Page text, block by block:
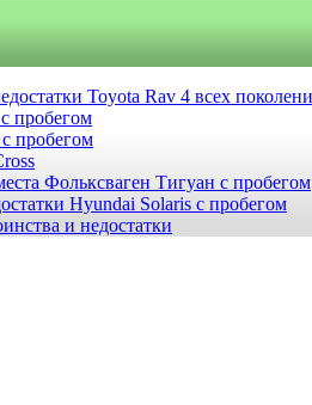
Toyota Rav 4 всех
пробегом
пробегом
Фольксваген Тигуан с пробегом
Hyundai Solaris с пробегом
и недостатки